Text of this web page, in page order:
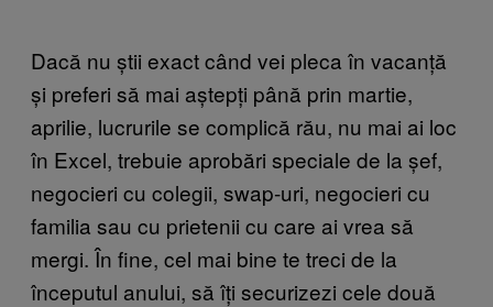
Dacă nu știi exact când vei pleca în vacanță
și preferi să mai aștepți până prin martie,
aprilie, lucrurile se complică rău, nu mai ai loc
în Excel, trebuie aprobări speciale de la șef,
negocieri cu colegii, swap-uri, negocieri cu
familia sau cu prietenii cu care ai vrea să
mergi. În fine, cel mai bine te treci de la
începutul anului, să îți securizezi cele două